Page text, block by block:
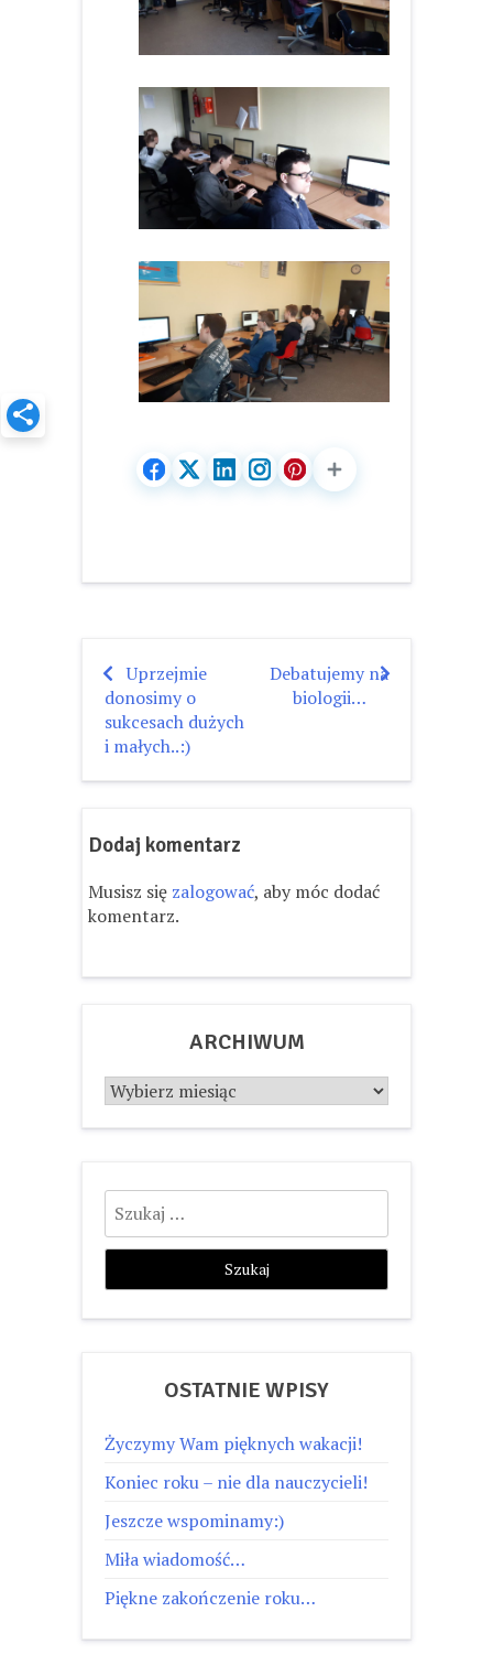
Nawigacja
wpisu
Uprzejmie
donosimy o
sukcesach dużych
i małych..:)
Debatujemy na
biologii…
Dodaj komentarz
Musisz się zalogować, aby móc dodać
komentarz.
ARCHIWUM
Archiwum
Szukaj:
OSTATNIE WPISY
Życzymy Wam pięknych wakacji!
Koniec roku – nie dla nauczycieli!
Jeszcze wspominamy:)
Miła wiadomość…
Piękne zakończenie roku…